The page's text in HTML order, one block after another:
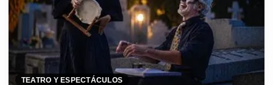
TEATRO Y ESPECTÁCULOS